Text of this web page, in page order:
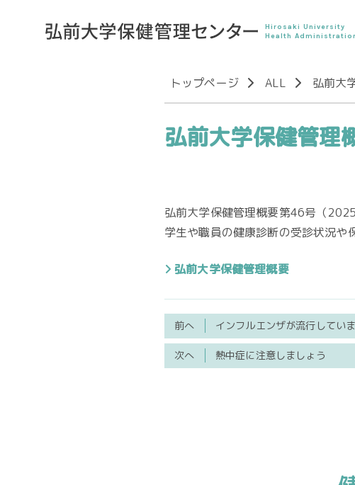
Hirosaki University
Health
トップページ ALL 弘前大
弘前大学保健管理
弘前大学保健管理概要第46号（
学生や職員の健康診断の受診状況や
弘前大学保健管理概要
前へ インフルエンザが流行していま
次へ 熱中症に注意しましょう